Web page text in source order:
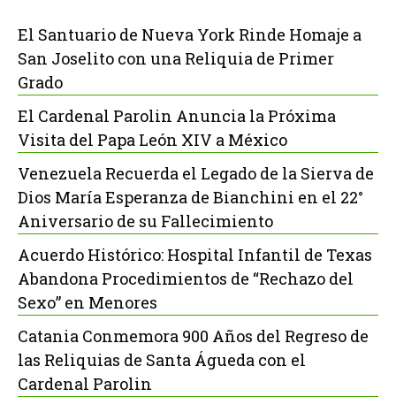
El Santuario de Nueva York Rinde Homaje a
San Joselito con una Reliquia de Primer
Grado
El Cardenal Parolin Anuncia la Próxima
Visita del Papa León XIV a México
Venezuela Recuerda el Legado de la Sierva de
Dios María Esperanza de Bianchini en el 22°
Aniversario de su Fallecimiento
Acuerdo Histórico: Hospital Infantil de Texas
Abandona Procedimientos de “Rechazo del
Sexo” en Menores
Catania Conmemora 900 Años del Regreso de
las Reliquias de Santa Águeda con el
Cardenal Parolin